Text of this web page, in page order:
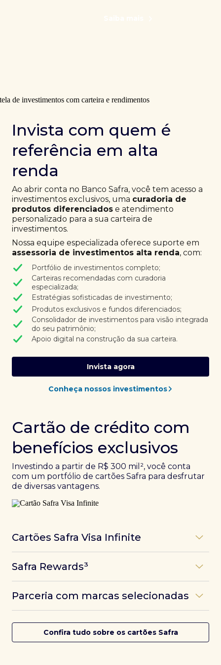
Invista com quem é
referência em alta
renda
Ao abrir conta no Banco Safra, você tem acesso a
investimentos exclusivos, uma curadoria de
produtos diferenciados e atendimento
personalizado para a sua carteira de
investimentos.
Nossa equipe especializada oferece suporte em
assessoria de investimentos alta renda, com:
Portfólio de investimentos completo;
Carteiras recomendadas com curadoria
especializada;
Estratégias sofisticadas de investimento;
Produtos exclusivos e fundos diferenciados;
Consolidador de investimentos para visão integrada
do seu patrimônio;
Apoio digital na construção da sua carteira.
Invista agora
Conheça nossos investimentos
Cartão de crédito com
benefícios exclusivos
Investindo a partir de R$ 300 mil², você conta
com um portfólio de cartões Safra para desfrutar
de diversas vantagens.
Cartões Safra Visa Infinite
experiências refinadas a benefícios únicos, como
converte seus investimentos em limite no cartão e
conta com acesso a mais de 1.400 salas VIP Dragon
Pass ao redor do mundo.
Safra Rewards³
das melhores pontuações do mercado.
Parceria com marcas selecionadas
cartões Safra.
Confira tudo sobre os cartões Safra